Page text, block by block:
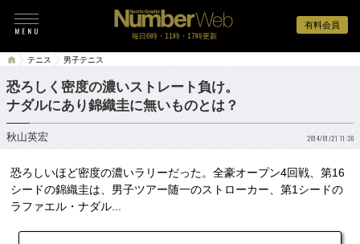
有料会員
毎日6時・11時・17時更新
テニス 男子テニス
恐ろしく密度の濃いストレート負け。
ナダルにあり錦織圭に無いものとは？
秋山英宏 2014/01/21 11:30
恐ろしいほど密度の濃いラリーだった。全豪オープン4回戦、第16
シードの錦織圭は、男子ツアー随一のストローカー、第1シードの
ラファエル・ナダル...